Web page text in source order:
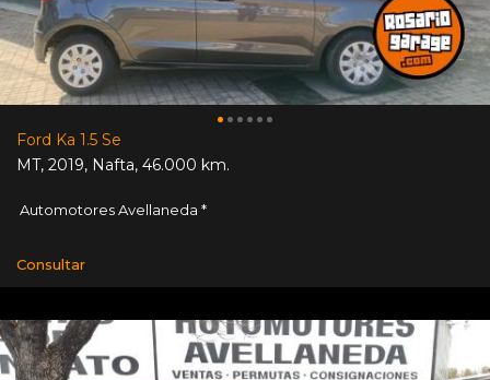
Ford Ka 1.5 Se
MT, 2019, Nafta, 46.000 km.
Automotores Avellaneda *
Consultar